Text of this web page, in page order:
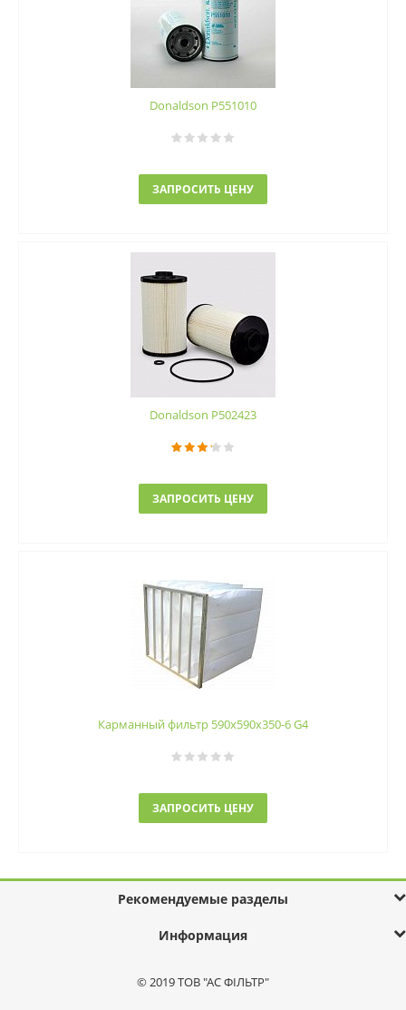
Donaldson P551010
ЗАПРОСИТЬ ЦЕНУ
Donaldson P502423
ЗАПРОСИТЬ ЦЕНУ
Карманный фильтр 590х590х350-6 G4
ЗАПРОСИТЬ ЦЕНУ
Рекомендуемые разделы
Информация
© 2019 ТОВ "АС ФІЛЬТР"